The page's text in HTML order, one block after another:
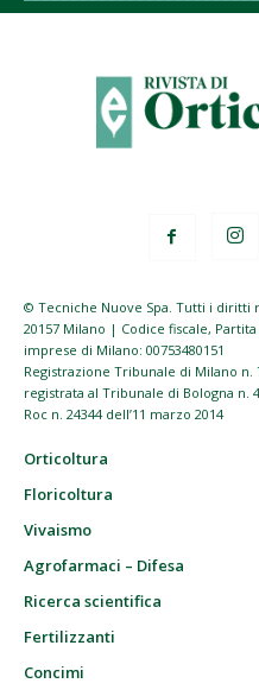
© Tecniche Nuove Spa. Tutti i diritti
20157 Milano | Codice fiscale,
imprese di Milano: 00753480151
Registrazione Tribunale di Milano n.
registrata al Tribunale di Bologna n.
Roc n. 24344 dell’11 marzo 2014
Orticoltura
Floricoltura
Vivaismo
Agrofarmaci – Difesa
Ricerca scientifica
Fertilizzanti
Concimi